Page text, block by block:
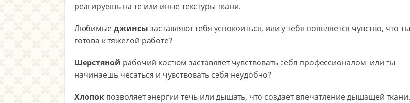
реагируешь на те или иные текстуры ткани.
Любимыеджинсы заставляют тебя успокоиться, или у тебя появляется чувство, что ты
готова к тяжелой работе?
Шерстяной рабочий костюм заставляет чувствовать себя профессионалом, или ты
начинаешь чесаться и чувствовать себя неудобно?
Хлопок позволяет энергии течь или дышать, что создает впечатление дышащей ткани.